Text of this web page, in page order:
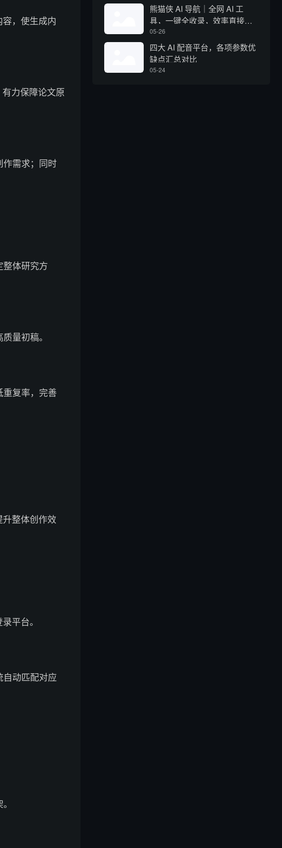
，使生成内
力保障论文原
作需求；同时
体研究方
量初稿。
复率，完善
整体创作效
平台。
动匹配对应
熊猫侠 AI 导航｜全网 AI 工
具，一键全收录，效率直接拉
满
05-26
四大 AI 配音平台，各项参数优
缺点汇总对比
05-24